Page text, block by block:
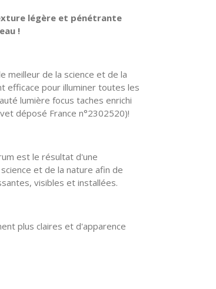
légère et pénétrante
!
meilleur de la science et de la
efficace pour illuminer toutes les
lumière focus taches enrichi
déposé France n°2302520)!
est le résultat d'une
et de la nature afin de
visibles et installées.
plus claires et d'apparence